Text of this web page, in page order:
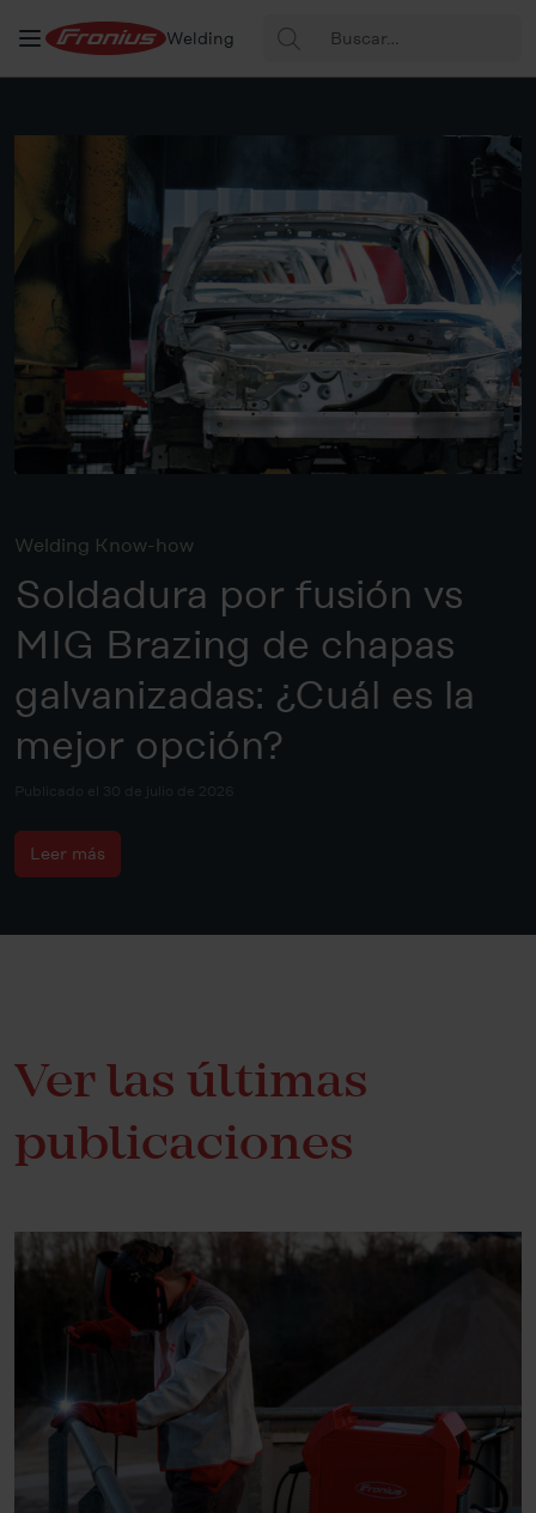
Welding Buscar:
Welding Know-how
Soldadura por fusión vs
MIG Brazing de chapas
galvanizadas: ¿Cuál es la
mejor opción?
Leer más
Ver las últimas
publicaciones